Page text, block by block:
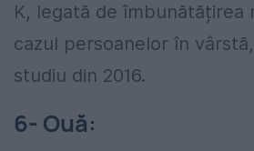
K, legată de îmbunătățirea
cazul persoanelor în
studiu din 2016.
6- Ouă: